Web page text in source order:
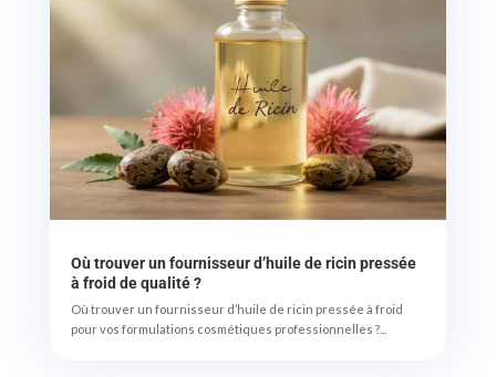
Où trouver un fournisseur d’huile de ricin pressée
à froid de qualité ?
Où trouver un fournisseur d’huile de ricin pressée à froid
pour vos formulations cosmétiques professionnelles ?...